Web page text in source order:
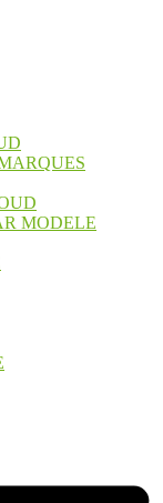
MODELE